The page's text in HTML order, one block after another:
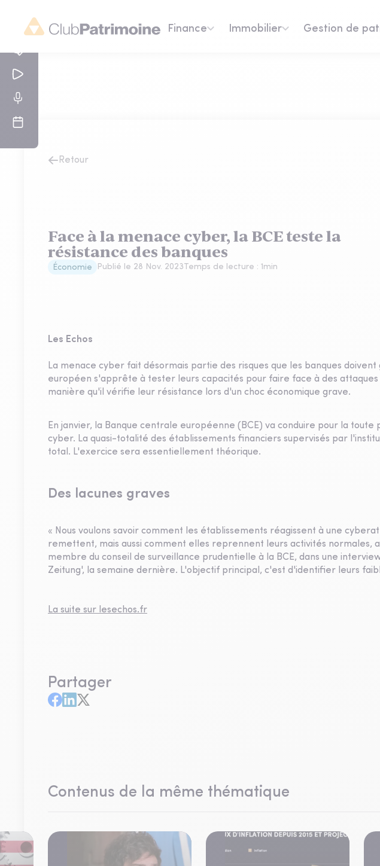
Finance Immobilier Gestion de
Retour
Face à la menace cyber, la BCE teste la
résistance des banques
Économie Publié le 28 Nov. 2023Temps de lecture : 1min
Les Echos
La menace cyber fait désormais partie des risques que les banques
européen s'apprête à tester leurs capacités pour faire face à des
manière qu'il vérifie leur résistance lors d'un choc économique grave.
En janvier, la Banque centrale européenne (BCE) va conduire pour la
cyber. La quasi-totalité des établissements financiers supervisés par
total. L'exercice sera essentiellement théorique.
Des lacunes graves
« Nous voulons savoir comment les établissements réagissent à une
remettent, mais aussi comment elles reprennent leurs activités normales,
membre du conseil de surveillance prudentielle à la BCE, dans une
Zeitung', la semaine dernière. L'objectif principal, c'est d'identifier leurs
La suite sur lesechos.fr
Partager
Contenus de la même thématique